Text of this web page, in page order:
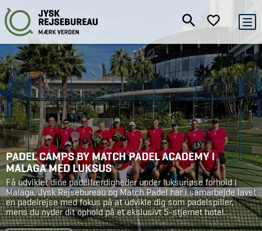
PADEL CAMPS BY MATCH PADEL ACADEMY I
MALAGA MED LUKSUS
Få udviklet dine padelfærdigheder under luksuriøse forhold i
Malaga. Jysk Rejsebureau og Match Padel har i samarbejde lavet
en padelrejse med fokus på at udvikle dig som padelspiller,
mens du nyder dit ophold på et ekslusivt 5-stjernet hotel.